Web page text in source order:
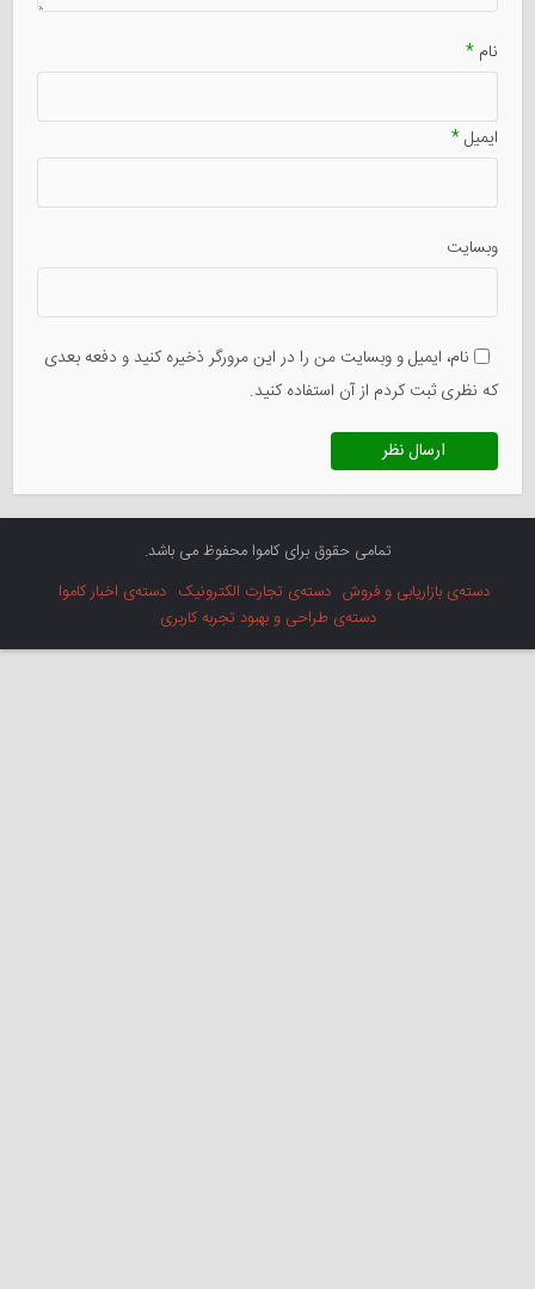
نام*
ایمیل*
وبسایت
نام، ایمیل و وبسایت من را در این مرورگر ذخیره کنید و دفعه بعدی
که نظری ثبت کردم از آن استفاده کنید.
تمامی حقوق برای کاموا محفوظ می باشد.
دسته‌ی بازاریابی و فروش دسته‌ی تجارت الکترونیک دسته‌ی اخبار کاموا
دسته‌ی طراحی و بهبود تجربه کاربری